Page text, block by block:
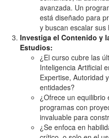
avanzada. Un
está diseñado para
y buscan escalar
Investiga el Contenido y
Estudios:
¿El curso cubre las
Inteligencia Artificial
Expertise, Autoridad
entidades?
¿Ofrece un
programas con
invaluable para
¿Se enfoca en